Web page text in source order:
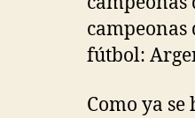
campeonas
fútbol:
Como ya se